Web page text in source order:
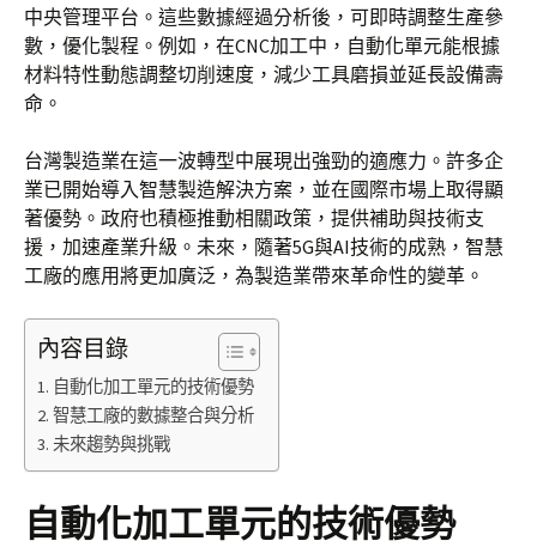
中央管理平台。這些數據經過分析後，可即時調整生產參
數，優化製程。例如，在CNC加工中，自動化單元能根據
材料特性動態調整切削速度，減少工具磨損並延長設備壽
命。
台灣製造業在這一波轉型中展現出強勁的適應力。許多企
業已開始導入智慧製造解決方案，並在國際市場上取得顯
著優勢。政府也積極推動相關政策，提供補助與技術支
援，加速產業升級。未來，隨著5G與AI技術的成熟，智慧
工廠的應用將更加廣泛，為製造業帶來革命性的變革。
內容目錄
自動化加工單元的技術優勢
智慧工廠的數據整合與分析
未來趨勢與挑戰
自動化加工單元的技術優勢